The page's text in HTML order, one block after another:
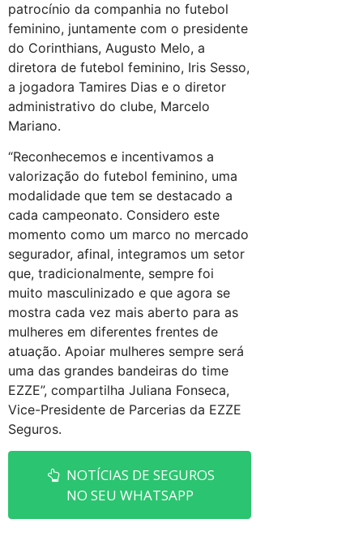
patrocínio da companhia no futebol
feminino, juntamente com o presidente
do Corinthians, Augusto Melo, a
diretora de futebol feminino, Iris Sesso,
a jogadora Tamires Dias e o diretor
administrativo do clube, Marcelo
Mariano.
“Reconhecemos e incentivamos a
valorização do futebol feminino, uma
modalidade que tem se destacado a
cada campeonato. Considero este
momento como um marco no mercado
segurador, afinal, integramos um setor
que, tradicionalmente, sempre foi
muito masculinizado e que agora se
mostra cada vez mais aberto para as
mulheres em diferentes frentes de
atuação. Apoiar mulheres sempre será
uma das grandes bandeiras do time
EZZE”, compartilha Juliana Fonseca,
Vice-Presidente de Parcerias da EZZE
Seguros.
NOTÍCIAS DE SEGUROS
NO SEU WHATSAPP